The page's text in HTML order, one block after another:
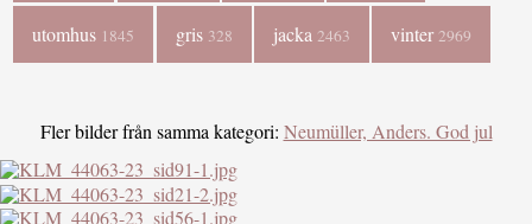
utomhus 1845 gris 328 jacka 2463 vinter 2969
Fler bilder från samma kategori: Neumüller, Anders. God jul